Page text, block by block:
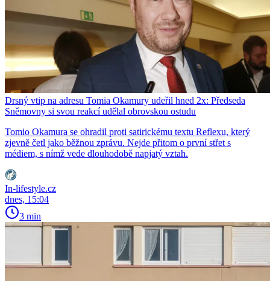
Drsný vtip na adresu Tomia Okamury udeřil hned 2x: Předseda
Sněmovny si svou reakcí udělal obrovskou ostudu
Tomio Okamura se ohradil proti satirickému textu Reflexu, který
zjevně četl jako běžnou zprávu. Nejde přitom o první střet s
médiem, s nímž vede dlouhodobě napjatý vztah.
In-lifestyle.cz
dnes, 15:04
3 min